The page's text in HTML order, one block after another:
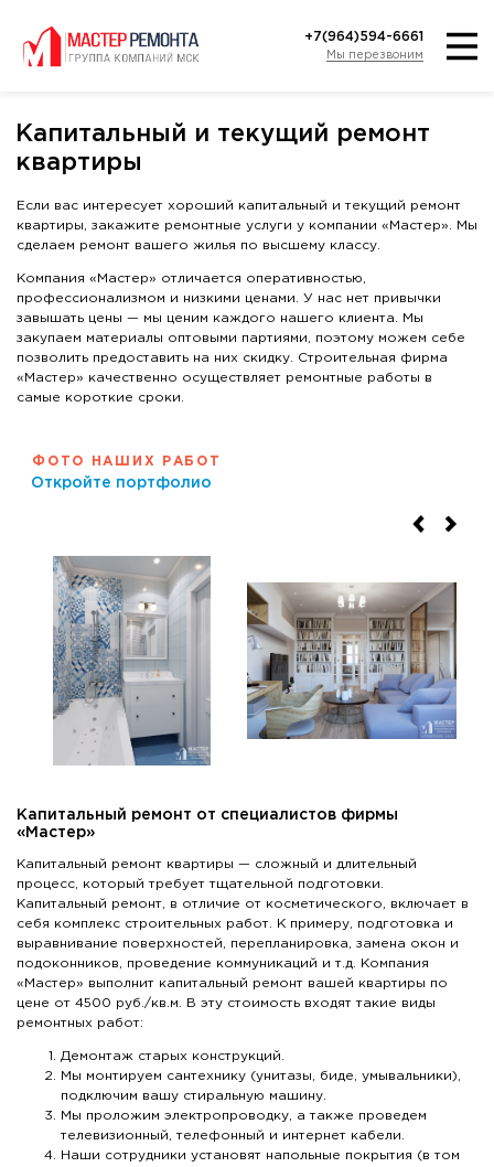
+7(964)594-6661
Мы перезвоним
Капитальный и текущий ремонт
квартиры
Если вас интересует хороший капитальный и текущий ремонт
квартиры, закажите ремонтные услуги у компании «Мастер». Мы
сделаем ремонт вашего жилья по высшему классу.
Компания «Мастер» отличается оперативностью,
профессионализмом и низкими ценами. У нас нет привычки
завышать цены — мы ценим каждого нашего клиента. Мы
закупаем материалы оптовыми партиями, поэтому можем себе
позволить предоставить на них скидку. Строительная фирма
«Мастер» качественно осуществляет ремонтные работы в
самые короткие сроки.
ФОТО НАШИХ РАБОТ
Откройте портфолио
Капитальный ремонт от специалистов фирмы
«Мастер»
Капитальный ремонт квартиры — сложный и длительный
процесс, который требует тщательной подготовки.
Капитальный ремонт, в отличие от косметического, включает в
себя комплекс строительных работ. К примеру, подготовка и
выравнивание поверхностей, перепланировка, замена окон и
подоконников, проведение коммуникаций и т.д. Компания
«Мастер» выполнит капитальный ремонт вашей квартиры по
цене от 4500 руб./кв.м. В эту стоимость входят такие виды
ремонтных работ:
Демонтаж старых конструкций.
Мы монтируем сантехнику (унитазы, биде, умывальники),
подключим вашу стиральную машину.
Мы проложим электропроводку, а также проведем
телевизионный, телефонный и интернет кабели.
Наши сотрудники установят напольные покрытия (в том